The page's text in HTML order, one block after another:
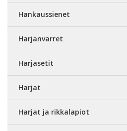
Hankaussienet
Harjanvarret
Harjasetit
Harjat
Harjat ja rikkalapiot